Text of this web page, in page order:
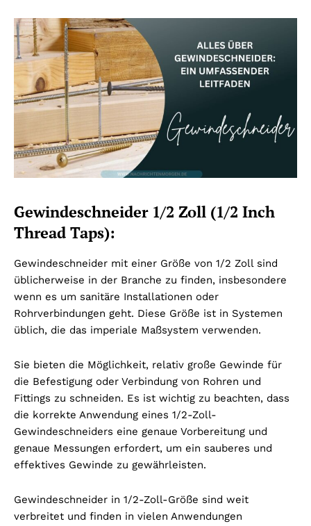
Gewindeschneider 1/2 Zoll (1/2 Inch
Thread Taps):
Gewindeschneider mit einer Größe von 1/2 Zoll sind
üblicherweise in der Branche zu finden, insbesondere
wenn es um sanitäre Installationen oder
Rohrverbindungen geht. Diese Größe ist in Systemen
üblich, die das imperiale Maßsystem verwenden.
Sie bieten die Möglichkeit, relativ große Gewinde für
die Befestigung oder Verbindung von Rohren und
Fittings zu schneiden. Es ist wichtig zu beachten, dass
die korrekte Anwendung eines 1/2-Zoll-
Gewindeschneiders eine genaue Vorbereitung und
genaue Messungen erfordert, um ein sauberes und
effektives Gewinde zu gewährleisten.
Gewindeschneider in 1/2-Zoll-Größe sind weit
verbreitet und finden in vielen Anwendungen